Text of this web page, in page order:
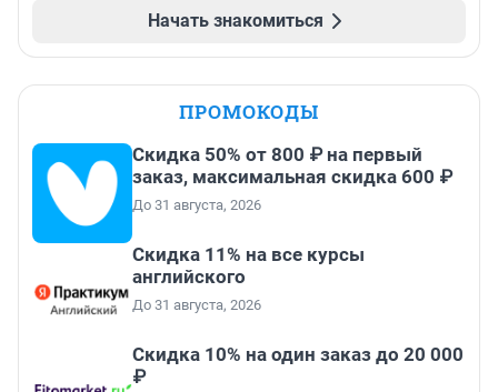
Начать знакомиться
ПРОМОКОДЫ
Скидка 50% от 800 ₽ на первый
заказ, максимальная скидка 600 ₽
До 31 августа, 2026
Скидка 11% на все курсы
английского
До 31 августа, 2026
Скидка 10% на один заказ до 20 000
₽